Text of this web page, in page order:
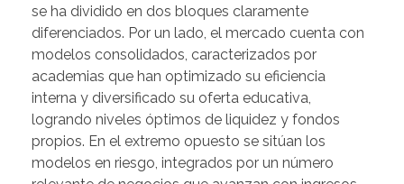
se ha dividido en dos bloques claramente
diferenciados. Por un lado, el mercado cuenta con
modelos consolidados, caracterizados por
academias que han optimizado su eficiencia
interna y diversificado su oferta educativa,
logrando niveles óptimos de liquidez y fondos
propios. En el extremo opuesto se sitúan los
modelos en riesgo, integrados por un número